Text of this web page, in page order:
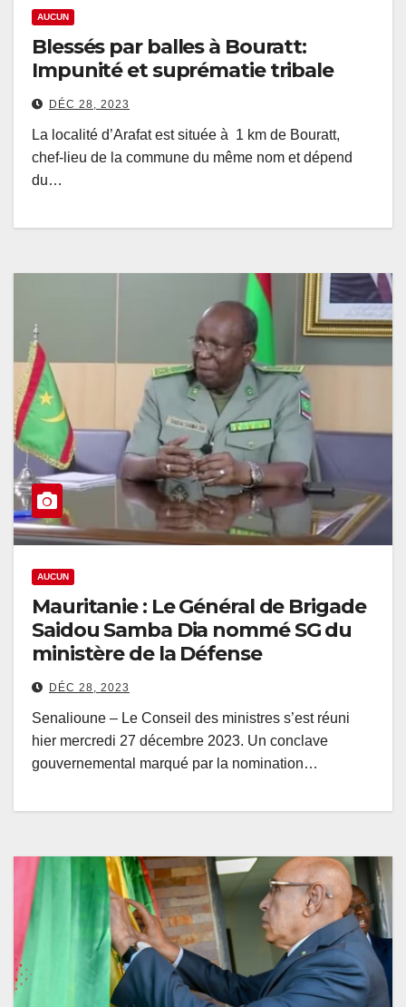
AUCUN
Blessés par balles à Bouratt:
Impunité et suprématie tribale
DÉC 28, 2023
La localité d’Arafat est située à 1 km de Bouratt,
chef-lieu de la commune du même nom et dépend
du…
AUCUN
Mauritanie : Le Général de Brigade
Saidou Samba Dia nommé SG du
ministère de la Défense
DÉC 28, 2023
Senalioune – Le Conseil des ministres s’est réuni
hier mercredi 27 décembre 2023. Un conclave
gouvernemental marqué par la nomination…